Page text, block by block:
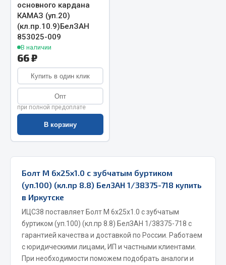
Запчасти КамАЗ
Двигатель
Система питания
Система выпуска газа
Система охлаждения
Сцепление
Коробка передач
Коробка передач ZF
Показать ещё
Весь раздел
Запчасти МАЗ
Система питания
Подвеска
Тормозная система
основного кардана
КАМАЗ (уп.20)
(кл.пр.10.9)БелЗАН
853025-009
В наличии
66 ₽
Купить в один клик
Опт
при полной предоплате
В корзину
Болт М 6х25х1.0 с зубчатым буртиком
(уп.100) (кл.пр 8.8) БелЗАН 1/38375-718 купить
в Иркутске
ИЦС38 поставляет Болт М 6х25х1.0 с зубчатым
буртиком (уп.100) (кл.пр 8.8) БелЗАН 1/38375-718 с
гарантией качества и доставкой по России. Работаем
с юридическими лицами, ИП и частными клиентами.
При необходимости поможем подобрать аналоги и